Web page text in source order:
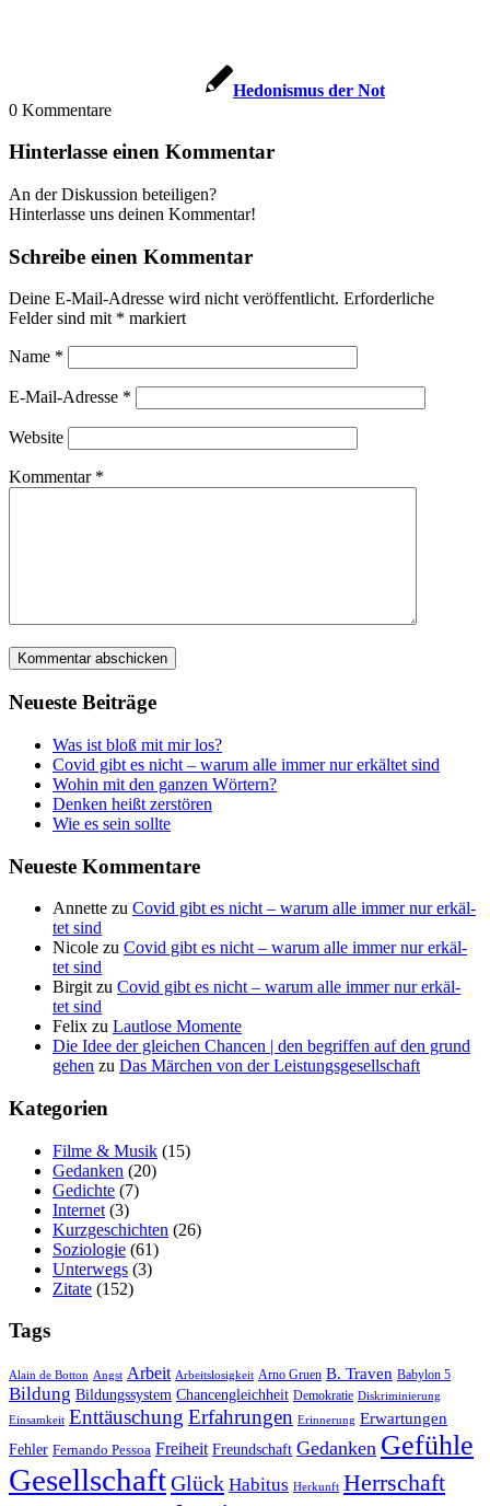
Hedo­nis­mus der Not
0 Kommentare
Hinterlasse einen Kommentar
An der Diskussion beteiligen?
Hinterlasse uns deinen Kommentar!
Schreibe einen Kommentar
Deine E-Mail-Adresse wird nicht veröffentlicht. Erforderliche
Felder sind mit * markiert
Name *
E-Mail-Adresse *
Website
Kommentar *
Neu­es­te Beiträge
Was ist bloß mit mir los?
Covid gibt es nicht – war­um alle immer nur erkäl­tet sind
Wohin mit den gan­zen Wörtern?
Den­ken heißt zerstören
Wie es sein sollte
Neu­es­te Kommentare
Annette zu Covid gibt es nicht – war­um alle immer nur erkäl­
tet sind
Nicole zu Covid gibt es nicht – war­um alle immer nur erkäl­
tet sind
Birgit zu Covid gibt es nicht – war­um alle immer nur erkäl­
tet sind
Felix zu Laut­lo­se Momente
Die Idee der gleichen Chancen | den begriffen auf den grund
gehen zu Das Mär­chen von der Leistungsgesellschaft
Kate­go­rien
Filme & Musik (15)
Gedanken (20)
Gedichte (7)
Internet (3)
Kurzgeschichten (26)
Soziologie (61)
Unterwegs (3)
Zitate (152)
Tags
Alain de Botton Angst Arbeit Arbeitslosigkeit Arno Gruen B. Traven Babylon 5
Bildung Bildungssystem Chancengleichheit Demokratie Diskriminierung
Einsamkeit Enttäuschung Erfahrungen Erinnerung Erwartungen
Fehler Fernando Pessoa Freiheit Freundschaft Gedanken Gefühle
GesellschaftGlück Habitus Herkunft Herrschaft